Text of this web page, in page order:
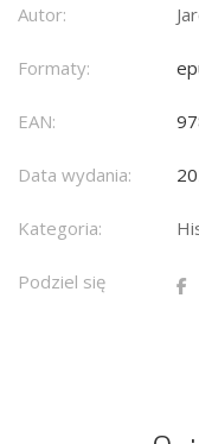
Autor:
Formaty:
EAN:
Data wydania:
Kategoria:
Podziel się